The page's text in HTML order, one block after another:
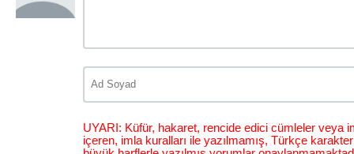
UYARI: Küfür, hakaret, rencide edici cümleler veya
içeren, imla kuralları ile yazılmamış, Türkçe